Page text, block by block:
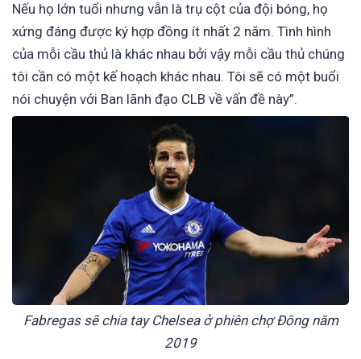
Nếu họ lớn tuổi nhưng vẫn là trụ cột của đội bóng, họ
xứng đáng được ký hợp đồng ít nhất 2 năm. Tình hình
của mỗi cầu thủ là khác nhau bởi vậy mỗi cầu thủ chúng
tôi cần có một kế hoạch khác nhau. Tôi sẽ có một buổi
nói chuyện với Ban lãnh đạo CLB về vấn đề này”.
Fabregas sẽ chia tay Chelsea ở phiên chợ Đông năm
2019